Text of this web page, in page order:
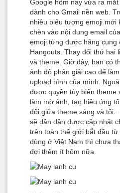
Google hôm nay vừa ra
dành cho Gmail nền web.
nhiều biểu tượng emoji mới
chèn vào nội dung email
emoji từng được hãng cung
Hangouts. Thay đổi thứ hai
và theme. Giờ đây, bạn có
ảnh độ phân giải cao để
upload hình của mình.
được quyền tùy biến theme
làm mờ ảnh, tạo hiệu ứng
đổi giữa theme sáng và
sẽ dần dần được cập nhật
trên toàn thế giới bắt đầu
dùng ở Việt Nam thì chưa
đợi thêm ít hôm nữa.